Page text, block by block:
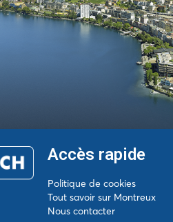
Accès rapide
Politique de cookies
Tout savoir sur Montreux
Nous contacter